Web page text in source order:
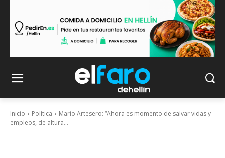
Inicio Política
Mario Artesero: “Ahora es momento de salvar vidas y
empleos, de altura...